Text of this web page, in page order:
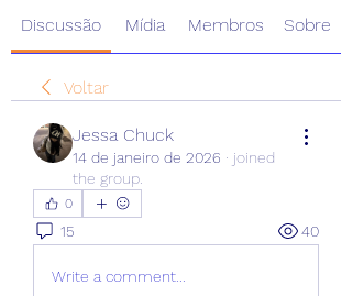
Discussão Mídia Membros Sobre
Voltar
Jessa Chuck
14 de janeiro de 2026 · joined
the group.
0
15 40
Write a comment...